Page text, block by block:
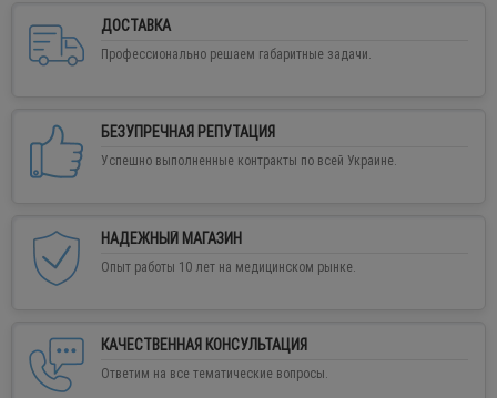
ДОСТАВКА
Профессионально решаем габаритные задачи.
БЕЗУПРЕЧНАЯ РЕПУТАЦИЯ
Успешно выполненные контракты по всей Украине.
НАДЕЖНЫЙ МАГАЗИН
Опыт работы 10 лет на медицинском рынке.
КАЧЕСТВЕННАЯ КОНСУЛЬТАЦИЯ
Ответим на все тематические вопросы.